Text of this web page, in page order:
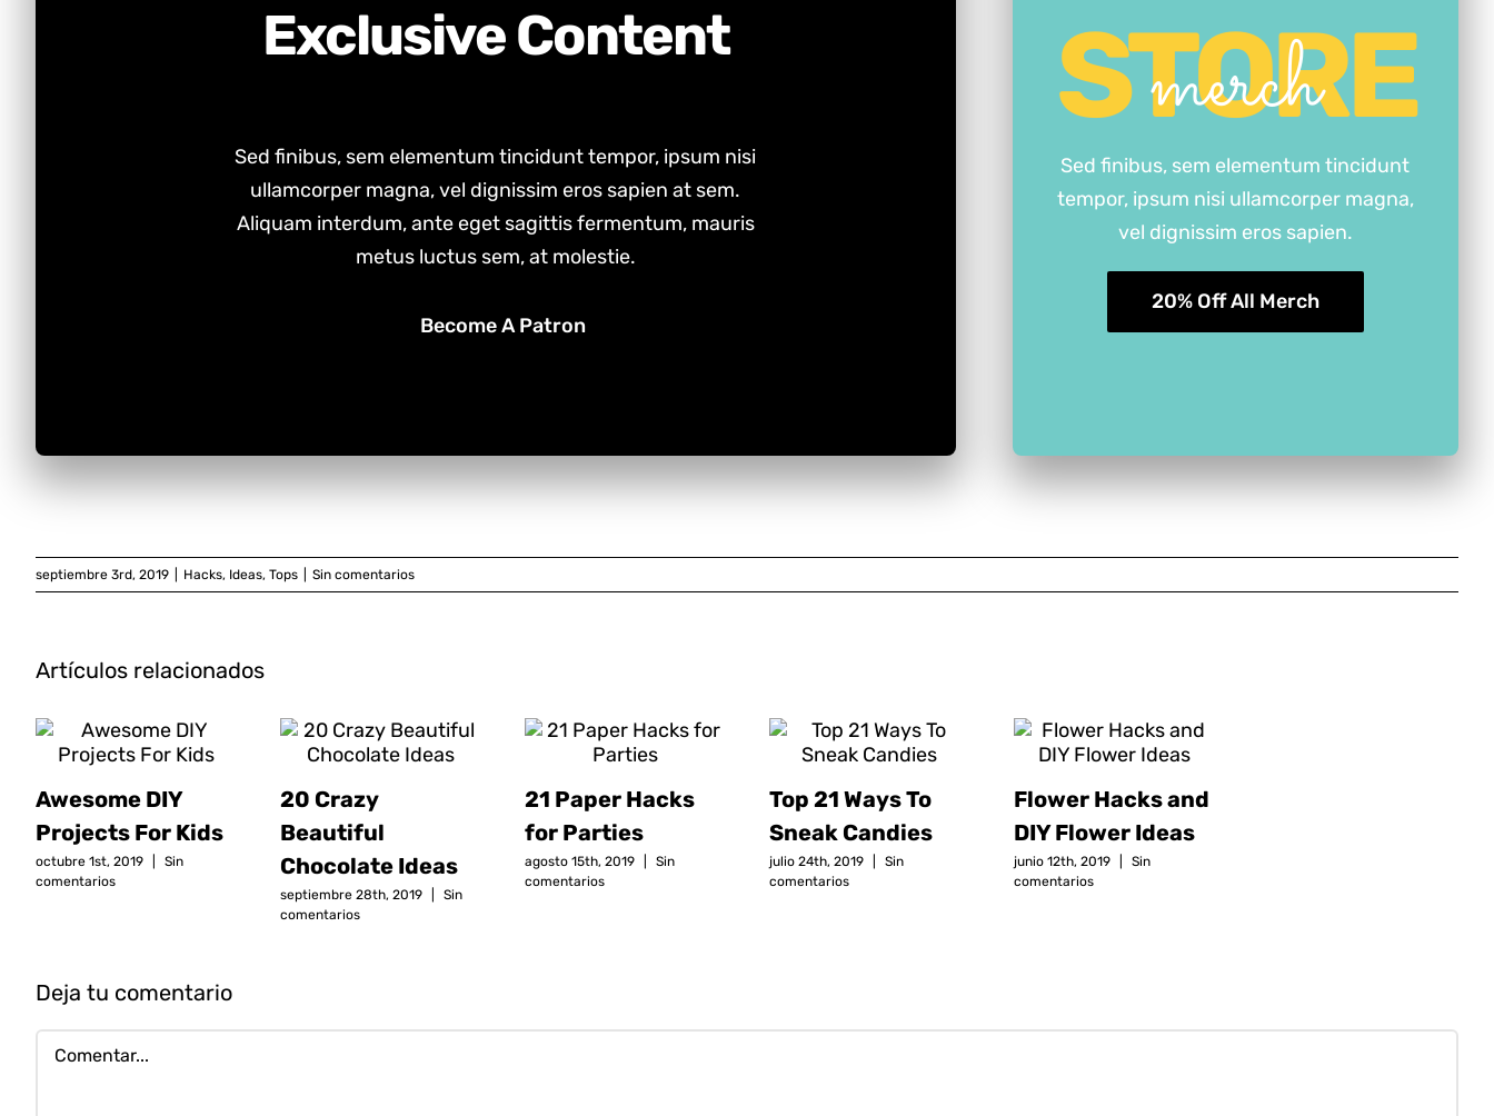
Exclusive Content
Sed finibus, sem elementum tincidunt tempor, ipsum nisi
ullamcorper magna, vel dignissim eros sapien at sem.
Aliquam interdum, ante eget sagittis fermentum, mauris
metus luctus sem, at molestie.
Become A Patron
STORE
merch
Sed finibus, sem elementum tincidunt
tempor, ipsum nisi ullamcorper magna,
vel dignissim eros sapien.
20% Off All Merch
septiembre 3rd, 2019 Hacks, Ideas, Tops Sin comentarios
Artículos relacionados
Awesome DIY
Projects For Kids
octubre 1st, 2019
Sin
comentarios
20 Crazy
Beautiful
Chocolate Ideas
septiembre 28th, 2019
Sin
comentarios
21 Paper Hacks
for Parties
agosto 15th, 2019
Sin
comentarios
Top 21 Ways To
Sneak Candies
julio 24th, 2019
Sin
comentarios
Flower Hacks and
DIY Flower Ideas
junio 12th, 2019
Sin
comentarios
Deja tu comentario
Comentar